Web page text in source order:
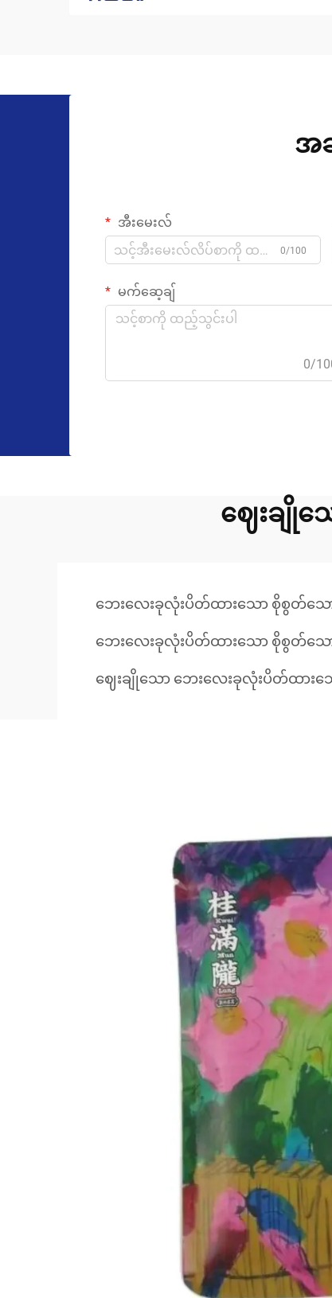
အ
အီးမေးလ်
0/100
မက်ဆေ့ချ်
0/
ဈေးချို
ဘေးလေးခုလုံးပိတ်ထားသော စိုစွတ်သော
ဘေးလေးခုလုံးပိတ်ထားသော စိုစွတ်သ
ဈေးချိုသော ဘေးလေးခုလုံးပိတ်ထားသ